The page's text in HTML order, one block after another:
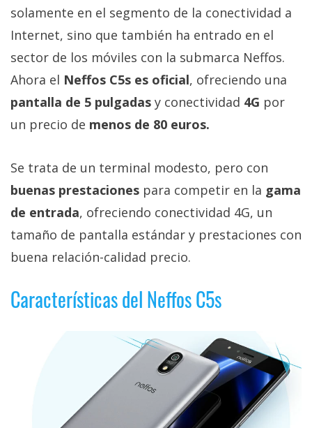
Profesional
+
Más
temas
Sorteos
Foros
Contacto
/
Sobre
nosotros
Publicidad
solamente en el segmento de la conectividad a
Internet, sino que también ha entrado en el
sector de los móviles con la submarca Neffos.
Ahora el Neffos C5s es oficial, ofreciendo una
pantalla de 5 pulgadas y conectividad 4G por
un precio de menos de 80 euros.
Se trata de un terminal modesto, pero con
buenas prestaciones para competir en la gama
de entrada, ofreciendo conectividad 4G, un
tamaño de pantalla estándar y prestaciones con
buena relación-calidad precio.
Características del Neffos C5s